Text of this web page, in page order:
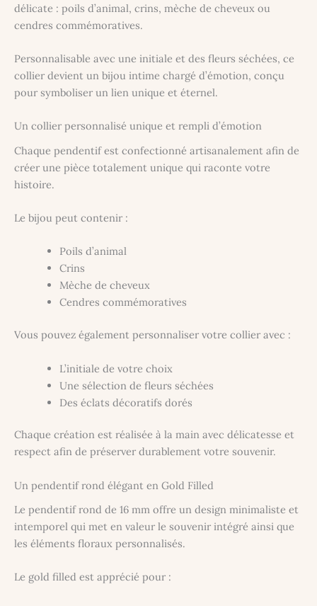
délicate : poils d’animal, crins, mèche de cheveux ou
cendres commémoratives.
Personnalisable avec une initiale et des fleurs séchées, ce
collier devient un bijou intime chargé d’émotion, conçu
pour symboliser un lien unique et éternel.
Un collier personnalisé unique et rempli d’émotion
Chaque pendentif est confectionné artisanalement afin de
créer une pièce totalement unique qui raconte votre
histoire.
Le bijou peut contenir :
Poils d’animal
Crins
Mèche de cheveux
Cendres commémoratives
Vous pouvez également personnaliser votre collier avec :
L’initiale de votre choix
Une sélection de fleurs séchées
Des éclats décoratifs dorés
Chaque création est réalisée à la main avec délicatesse et
respect afin de préserver durablement votre souvenir.
Un pendentif rond élégant en Gold Filled
Le pendentif rond de 16 mm offre un design minimaliste et
intemporel qui met en valeur le souvenir intégré ainsi que
les éléments floraux personnalisés.
Le gold filled est apprécié pour :